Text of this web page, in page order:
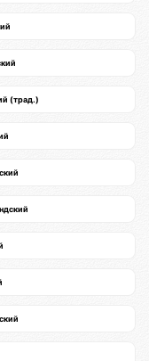
(трад.)